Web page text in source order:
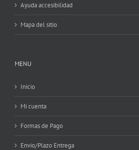
Ayuda accesibilidad
Mapa del sitio
MENU
Inicio
Mi cuenta
Formas de Pago
Envio/Plazo Entrega